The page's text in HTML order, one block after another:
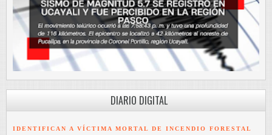
DIARIO DIGITAL
IDENTIFICAN A VÍCTIMA MORTAL DE INCENDIO FORESTAL